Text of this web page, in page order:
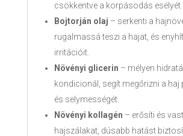
csökkentve a korpásodás esélyét.
Bojtorján olaj – serkenti a
rugalmassá teszi a hajat, és
irritációit.
Növényi glicerin – mélyen
kondicionál, segít megőrizni a haj
és selymességét.
Növényi kollagén – erősíti és
hajszálakat, dúsabb hatást